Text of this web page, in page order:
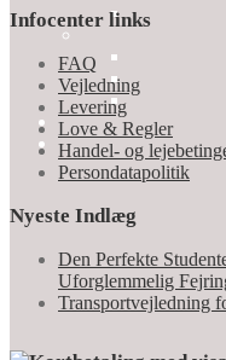
Infocenter links
FAQ
Vejledning
Levering
Love & Regler
Handel- og
Persondatapolitik
Nyeste Indlæg
Den Perfekte
Uforglemmelig
Transportvejledning